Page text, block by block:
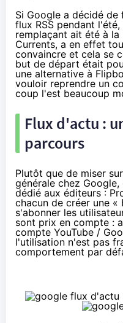
Si Google a décidé
flux RSS pendant l'été,
remplaçant ait été à la
Currents, a en effet
convaincre et cela se
but de départ était
une alternative à
vouloir reprendre un
coup l'est beaucoup
Flux d'actu :
parcours
Plutôt que de miser
générale chez
dédié aux éditeurs :
chacun de créer une
s'abonner les
sont prix en compte :
compte YouTube /
l'utilisation n'est pas
comportement par